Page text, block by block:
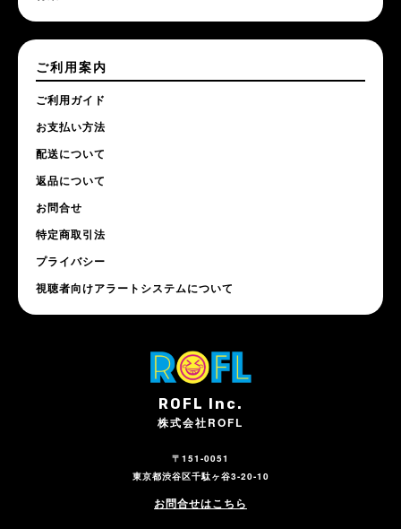
ROFL Inc.
株式会社ROFL
〒151-0051
東京都渋谷区千駄ヶ谷3-20-10
お問合せはこちら
ご利用案内
ご利用ガイド
お支払い方法
配送について
返品について
お問合せ
特定商取引法
プライバシー
視聴者向けアラートシステムについて